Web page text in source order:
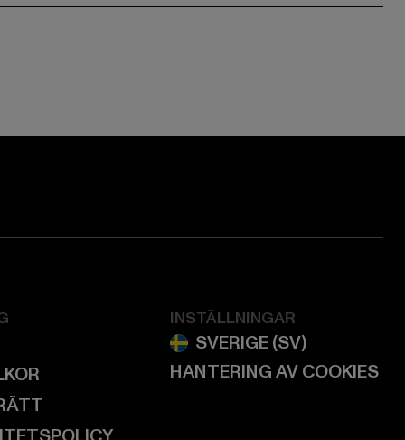
page:channel:
INSTÄLLNINGAR
HANTERING AV COOKIES